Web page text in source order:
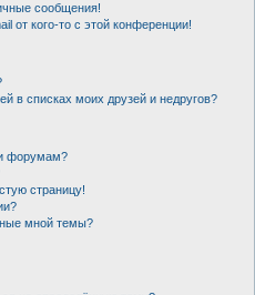
сообщения!
от кого-то с этой конференции!
в списках моих друзей и недругов?
форумам?
страницу!
мной темы?